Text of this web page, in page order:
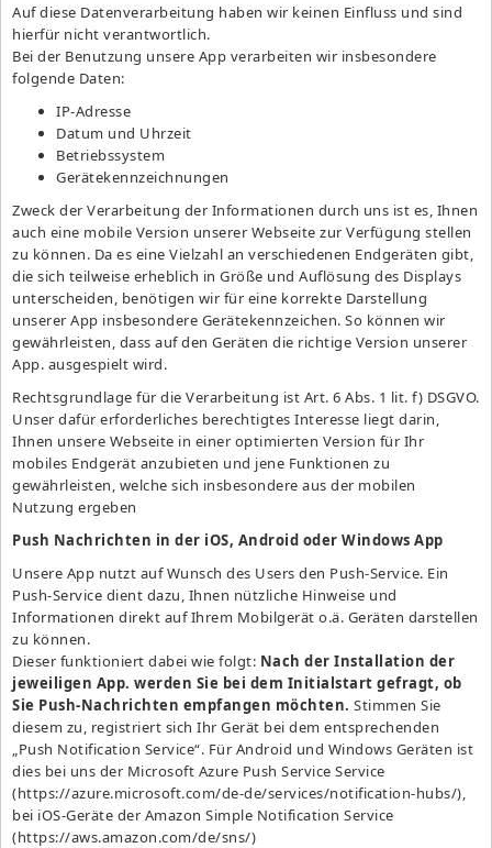
Auf diese Datenverarbeitung haben wir keinen Einfluss und sind
hierfür nicht verantwortlich.
Bei der Benutzung unsere App verarbeiten wir insbesondere
folgende Daten:
IP-Adresse
Datum und Uhrzeit
Betriebssystem
Gerätekennzeichnungen
Zweck der Verarbeitung der Informationen durch uns ist es, Ihnen
auch eine mobile Version unserer Webseite zur Verfügung stellen
zu können. Da es eine Vielzahl an verschiedenen Endgeräten gibt,
die sich teilweise erheblich in Größe und Auflösung des Displays
unterscheiden, benötigen wir für eine korrekte Darstellung
unserer App insbesondere Gerätekennzeichen. So können wir
gewährleisten, dass auf den Geräten die richtige Version unserer
App. ausgespielt wird.
Rechtsgrundlage für die Verarbeitung ist Art. 6 Abs. 1 lit. f) DSGVO.
Unser dafür erforderliches berechtigtes Interesse liegt darin,
Ihnen unsere Webseite in einer optimierten Version für Ihr
mobiles Endgerät anzubieten und jene Funktionen zu
gewährleisten, welche sich insbesondere aus der mobilen
Nutzung ergeben
Push Nachrichten in der iOS, Android oder Windows App
Unsere App nutzt auf Wunsch des Users den Push-Service. Ein
Push-Service dient dazu, Ihnen nützliche Hinweise und
Informationen direkt auf Ihrem Mobilgerät o.ä. Geräten darstellen
zu können.
Dieser funktioniert dabei wie folgt: Nach der Installation der
jeweiligen App. werden Sie bei dem Initialstart gefragt, ob
Sie Push-Nachrichten empfangen möchten. Stimmen Sie
diesem zu, registriert sich Ihr Gerät bei dem entsprechenden
„Push Notification Service“. Für Android und Windows Geräten ist
dies bei uns der Microsoft Azure Push Service Service
(https://azure.microsoft.com/de-de/services/notification-hubs/),
bei iOS-Geräte der Amazon Simple Notification Service
(https://aws.amazon.com/de/sns/)